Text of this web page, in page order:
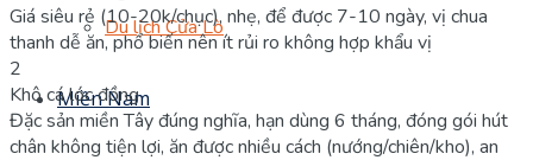
Du lịch Cửa Lò
Miền Nam
Giá siêu rẻ (10-20k/chục), nhẹ, để được 7-10 ngày, vị chua
thanh dễ ăn, phổ biến nên ít rủi ro không hợp khẩu vị
2
Khô cá lóc đồng
Đặc sản miền Tây đúng nghĩa, hạn dùng 6 tháng, đóng gói hút
chân không tiện lợi, ăn được nhiều cách (nướng/chiên/kho), an